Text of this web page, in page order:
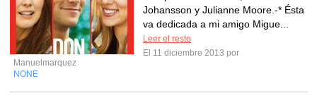
Johansson y Julianne Moore.-* Ésta
va dedicada a mi amigo Migue...
Leer el resto
El 11 diciembre 2013 por
Manuelmarquez
NONE